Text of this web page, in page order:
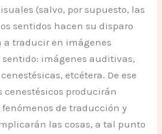
(salvo, por supuesto, las
sentidos hacen su disparo
a traducir en imágenes
imágenes auditivas,
etcétera. De ese
cenestésicos producirán
fenómenos de traducción y
las cosas, a tal punto